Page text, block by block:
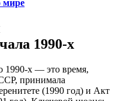
мире
1990-х
1990-х — это время,
принимала
(1990 год) и Акт